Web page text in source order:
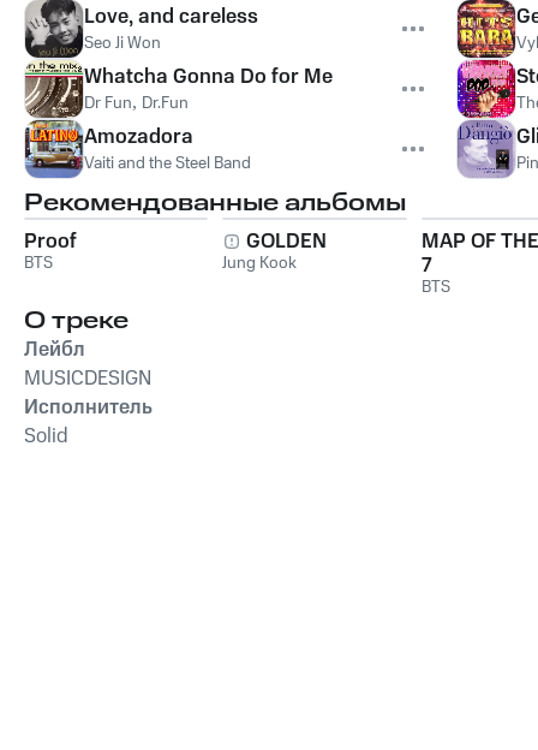
Love, and careless
Seo Ji Won
Whatcha Gonna Do for Me
Dr Fun, Dr.Fun
Amozadora
Vaiti and the Steel Band
Рекомендованные альбомы
Proof
BTS
GOLDEN
Jung Kook
MAP OF
7
BTS
О треке
Лейбл
MUSICDESIGN
Исполнитель
Solid